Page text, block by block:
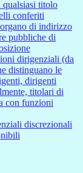
titolo
conferiti
di indirizzo
pubbliche di
dirigenziali (da
distinguano le
dirigenti
titolari di
con funzioni
discrezionali